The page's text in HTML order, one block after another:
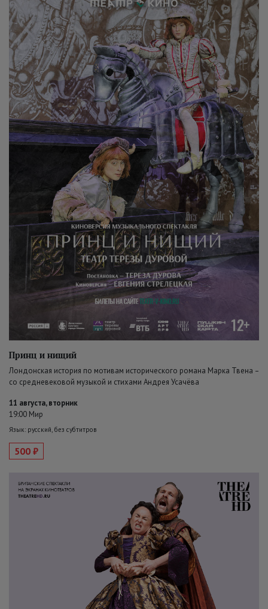
Принц и нищий
Лондонская история по мотивам исторического романа Марка Твена –
со средневековой музыкой и стихами Андрея Усачёва
11 августа, вторник
19:00 Мир
Язык: русский, без субтитров
500 ₽